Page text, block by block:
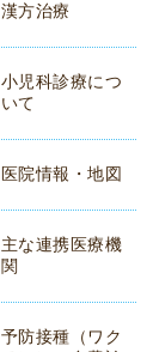
漢方治療
小児科診療につ
いて
医院情報・地図
主な連携医療機
関
予防接種（ワク